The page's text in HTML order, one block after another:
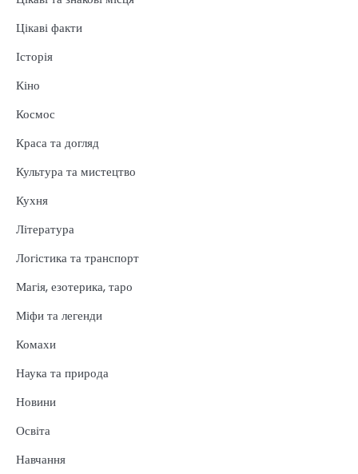
Цікаві факти
Історія
Кіно
Космос
Краса та догляд
Культура та мистецтво
Кухня
Література
Логістика та транспорт
Магія, езотерика, таро
Міфи та легенди
Комахи
Наука та природа
Новини
Освіта
Навчання